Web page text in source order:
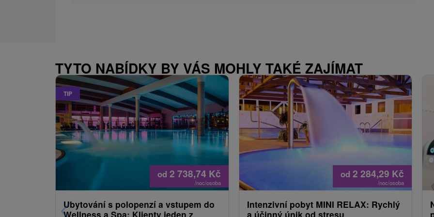
TYTO NABÍDKY BY VÁS MOHLY TAKÉ ZAJÍMAT
TIP
od 2 738,74 Kč
/noc/osoba
Ubytování s polopenzí a vstupem do
Wellness a Spa: Klienty jeden z
od 2 284,29 Kč
/noc/osoba
Intenzivní pobyt MINI RELAX: Rychlý
a účinný únik od stresu